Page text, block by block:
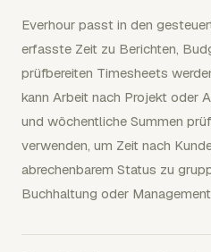
Everhour passt in den
erfasste Zeit zu Berichten,
prüfbereiten Timesheets
kann Arbeit nach Projekt oder
und wöchentliche Summen
verwenden, um Zeit nach
abrechenbarem Status zu
Buchhaltung oder